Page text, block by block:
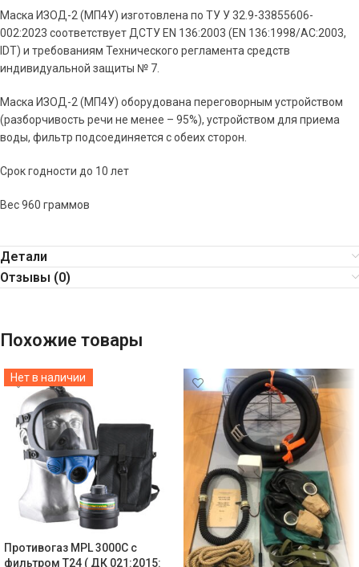
Маска ИЗОД-2 (МП4У) изготовлена по ТУ У 32.9-33855606-
002:2023 соответствует ДСТУ EN 136:2003 (EN 136:1998/АС:2003,
IDT) и требованиям Технического регламента средств
индивидуальной защиты № 7.
Маска ИЗОД-2 (МП4У) оборудована переговорным устройством
(разборчивость речи не менее – 95%), устройством для приема
воды, фильтр подсоединяется с обеих сторон.
Срок годности до 10 лет
Вес 960 граммов
Детали
Отзывы (0)
Похожие товары
Нет в наличии
Противогаз MPL 3000C с
фильтром Т24 ( ДК 021:2015: